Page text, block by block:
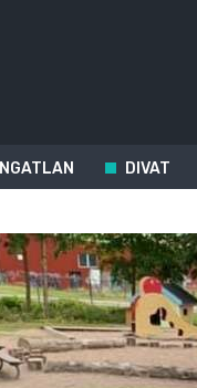
INGATLAN DIVAT